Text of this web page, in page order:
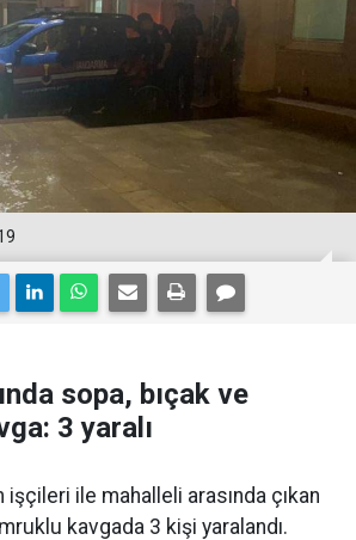
sopa, bıçak ve
3 yaralı
işçileri ile mahalleli arasında çıkan
kavgada 3 kişi yaralandı.